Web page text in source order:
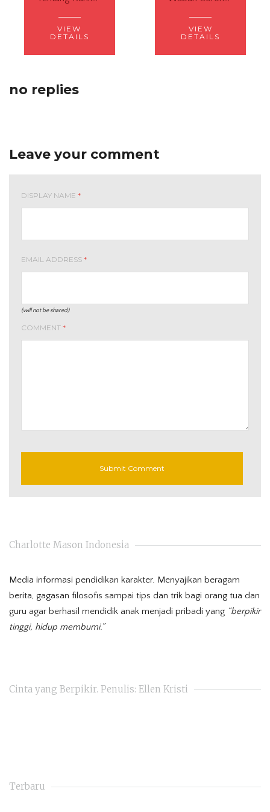
VIEW
DETAILS
VIEW
DETAILS
no replies
Leave your comment
DISPLAY NAME *
EMAIL ADDRESS *
(will not be shared)
COMMENT *
Charlotte Mason Indonesia
Media informasi pendidikan karakter. Menyajikan beragam
berita, gagasan filosofis sampai tips dan trik bagi orang tua dan
guru agar berhasil mendidik anak menjadi pribadi yang “berpikir
tinggi, hidup membumi.”
Cinta yang Berpikir. Penulis: Ellen Kristi
Terbaru